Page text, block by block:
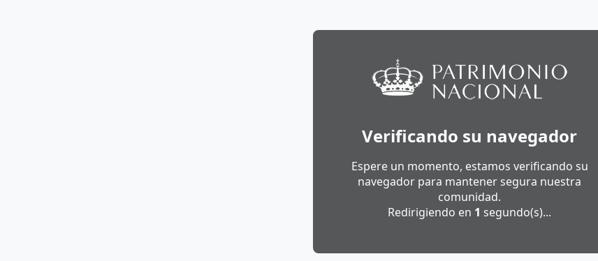
Verificando su navegador
Espere un momento, estamos verificando su
navegador para mantener segura nuestra
comunidad.
Redirigiendo en 1 segundo(s)...